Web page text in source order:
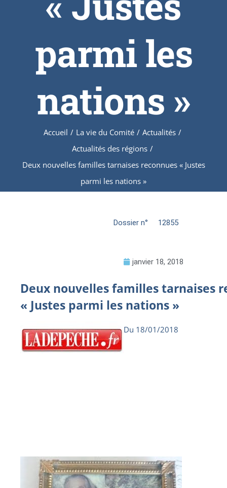
parmi les
nations »
Accueil / La vie du Comité / Actualités /
Actualités des régions /
Deux nouvelles familles tarnaises reconnues « Justes
parmi les nations »
Dossier n° 12855
janvier 18, 2018
Deux nouvelles familles tarnaises
« Justes parmi les nations »
Du 18/01/2018